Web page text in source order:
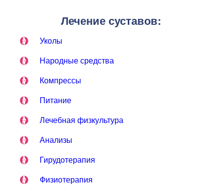
Лечение суставов:
Уколы
Народные средства
Компрессы
Питание
Лечебная физкультура
Анализы
Гирудотерапия
Физиотерапия